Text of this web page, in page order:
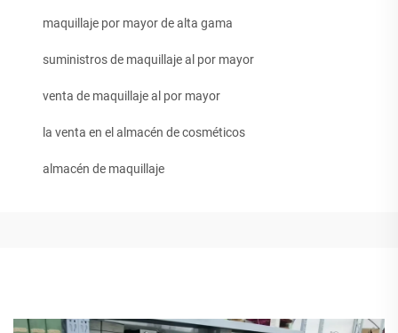
maquillaje por mayor de alta gama
suministros de maquillaje al por mayor
venta de maquillaje al por mayor
la venta en el almacén de cosméticos
almacén de maquillaje